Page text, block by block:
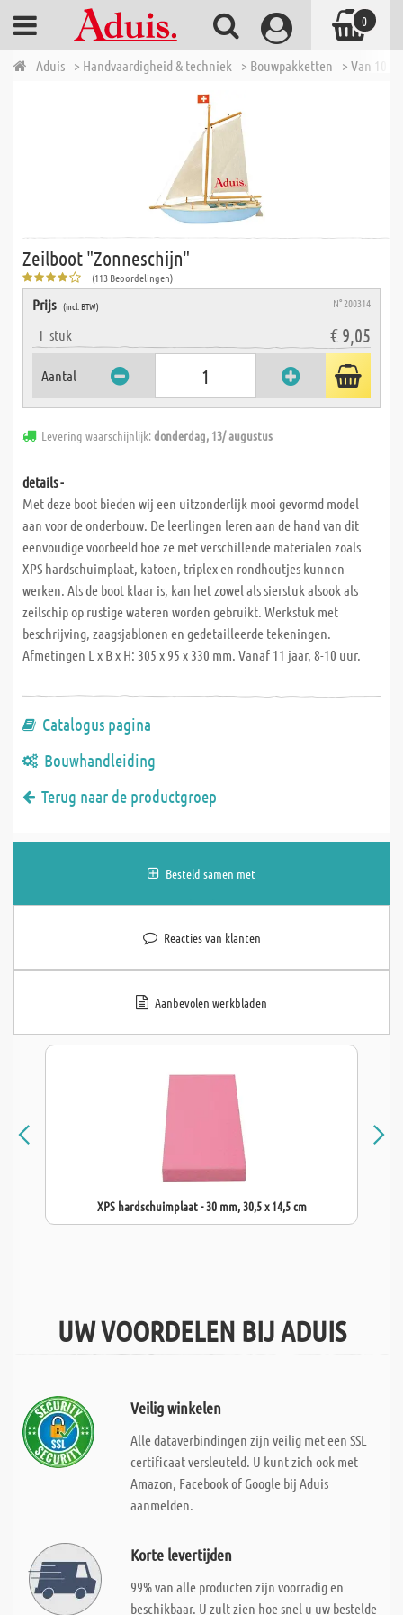
Aduis > Handvaardigheid & techniek > Bouwpakketten > Van 10
Zeilboot "Zonneschijn"
(113 Beoordelingen)
Prijs (incl. BTW) N° 200314
1 stuk € 9,05
Aantal
Levering waarschijnlijk:donderdag, 13/ augustus
details -
Met deze boot bieden wij een uitzonderlijk mooi gevormd model
aan voor de onderbouw. De leerlingen leren aan de hand van dit
eenvoudige voorbeeld hoe ze met verschillende materialen zoals
XPS hardschuimplaat, katoen, triplex en rondhoutjes kunnen
werken. Als de boot klaar is, kan het zowel als sierstuk alsook als
zeilschip op rustige wateren worden gebruikt. Werkstuk met
beschrijving, zaagsjablonen en gedetailleerde tekeningen.
Afmetingen L x B x H: 305 x 95 x 330 mm. Vanaf 11 jaar, 8-10 uur.
Catalogus pagina
Bouwhandleiding
Terug naar de productgroep
Besteld samen met
Reacties van klanten
Aanbevolen werkbladen
XPS hardschuimplaat - 30 mm, 30,5 x 14,5 cm
UW VOORDELEN BIJ ADUIS
Veilig winkelen
Alle dataverbindingen zijn veilig met een SSL
certificaat versleuteld. U kunt zich ook met
Amazon, Facebook of Google bij Aduis
aanmelden.
Korte levertijden
99% van alle producten zijn voorradig en
beschikbaar. U zult zien hoe snel u uw bestelde
0